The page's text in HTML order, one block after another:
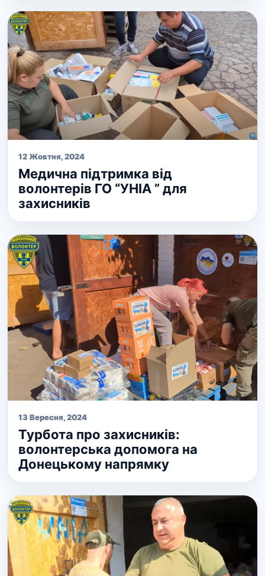
12 Жовтня, 2024
Медична підтримка від
волонтерів ГО “УНІА ” для
захисників
13 Вересня, 2024
Турбота про захисників:
волонтерська допомога на
Донецькому напрямку